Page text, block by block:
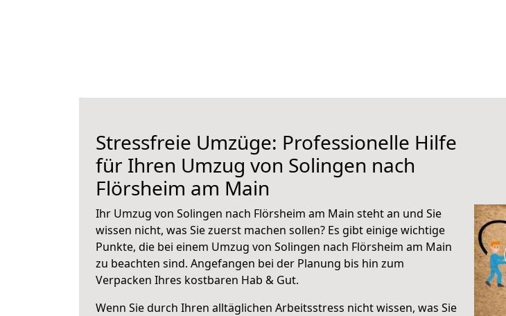
Stressfreie Umzüge: Professionelle Hilfe
für Ihren Umzug von Solingen nach
Flörsheim am Main
Ihr Umzug von Solingen nach Flörsheim am Main steht an und Sie
wissen nicht, was Sie zuerst machen sollen? Es gibt einige wichtige
Punkte, die bei einem Umzug von Solingen nach Flörsheim am Main
zu beachten sind. Angefangen bei der Planung bis hin zum
Verpacken Ihres kostbaren Hab & Gut.
Wenn Sie durch Ihren alltäglichen Arbeitsstress nicht wissen, was Sie